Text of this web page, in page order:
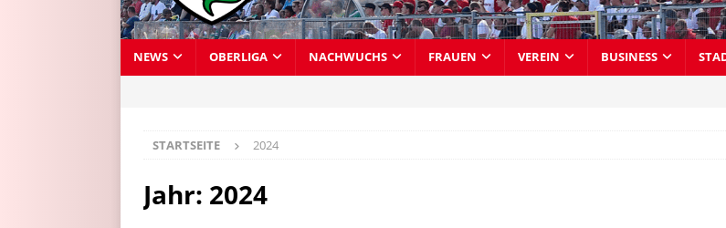
NEWS OBERLIGA NACHWUCHS FRAUEN VEREIN BUSINESS
STARTSEITE 2024
Jahr: 2024